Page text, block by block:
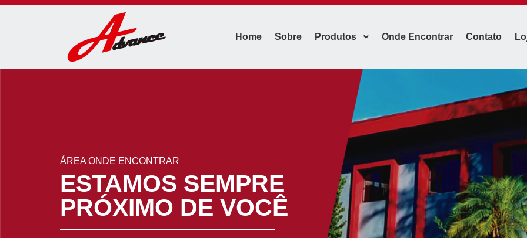
Home Sobre Produtos Onde Encontrar Contato
ÁREA ONDE ENCONTRAR
ESTAMOS SEMPRE
PRÓXIMO DE VOCÊ